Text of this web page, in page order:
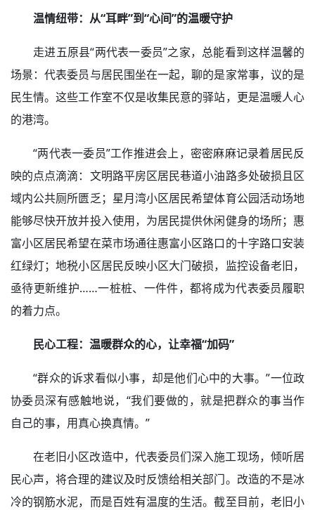
温情纽带：从“耳畔”到“心间”的温暖守护
走进五原县“两代表一委员”之家，总能看到这样温馨的
场景：代表委员与居民围坐在一起，聊的是家常事，议的是
民生情。这些工作室不仅是收集民意的驿站，更是温暖人心
的港湾。
“两代表一委员”工作推进会上，密密麻麻记录着居民反
映的点点滴滴：文明路平房区居民巷道小油路多处破损且区
域内公共厕所匮乏；星月湾小区居民希望体育公园活动场地
能够尽快开放并投入使用，为居民提供休闲健身的场所；惠
富小区居民希望在菜市场通往惠富小区路口的十字路口安装
红绿灯；地税小区居民反映小区大门破损，监控设备老旧，
亟待更新维护……一桩桩、一件件，都将成为代表委员履职
的着力点。
民心工程：温暖群众的心，让幸福“加码”
“群众的诉求看似小事，却是他们心中的大事。”一位政
协委员深有感触地说，“我们要做的，就是把群众的事当作
自己的事，用真心换真情。”
在老旧小区改造中，代表委员们深入施工现场，倾听居
民心声，将合理的建议及时反馈给相关部门。改造的不是冰
冷的钢筋水泥，而是百姓有温度的生活。截至目前，老旧小